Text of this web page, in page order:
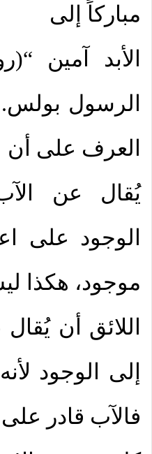
مباركاً إلى
الرسول بولس.
العرف على أن
يُقال عن
الوجود على
موجود، هكذا
اللائق أن
إلى الوجود
فالآب قادر على